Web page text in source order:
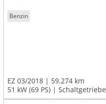
Benzin
EZ 03/2018
59.274 km
51 kW (69 PS)
Schaltgetriebe